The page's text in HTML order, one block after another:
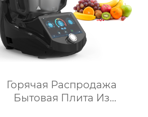
Горячая Распродажа
Бытовая Плита Из